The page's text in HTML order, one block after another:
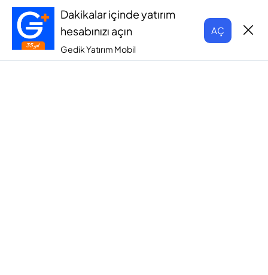
Dakikalar içinde yatırım
hesabınızı açın
Gedik Yatırım Mobil
AÇ